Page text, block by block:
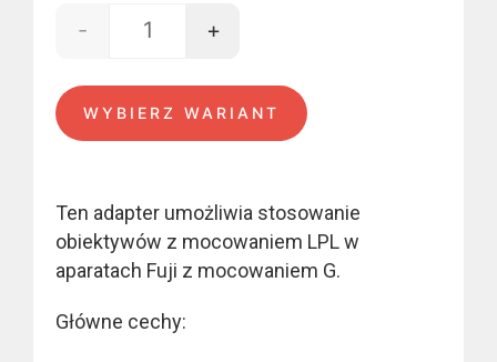
ilość LPL mount - Fuji GFX
- +
WYBIERZ WARIANT
Ten adapter umożliwia stosowanie
obiektywów z mocowaniem LPL w
aparatach Fuji z mocowaniem G.
Główne cechy: